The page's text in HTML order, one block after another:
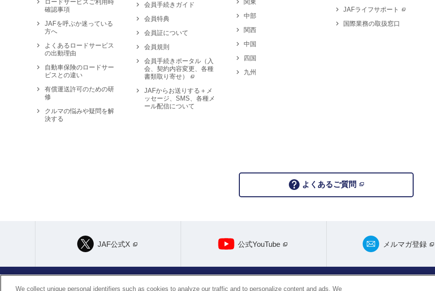
ロードサービスご利用時
確認事項
JAFを呼ぶか迷っている
方へ
よくあるロードサービス
の出動理由
自動車保険のロードサー
ビスとの違い
有償運送許可のための研
修
クルマの悩みや疑問を解
決する
会員手続きガイド
会員特典
会員証について
会員規則
会員手続きポータル（入
会、契約内容変更、各種
書類取り寄せ）
JAFからお送りする＋メ
ッセージ、SMS、各種メ
ール配信について
関東
中部
関西
中国
四国
九州
JAFライフサポート
国際業務の取扱窓口
よくあるご質問
JAF公式X 公式YouTube メルマガ登録
We collect unique personal identifiers such as cookies to analyze our traffic and to personalize content and ads. We